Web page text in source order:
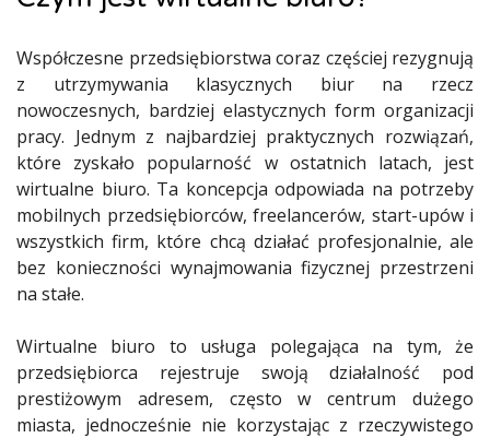
Współczesne przedsiębiorstwa coraz częściej rezygnują
z utrzymywania klasycznych biur na rzecz
nowoczesnych, bardziej elastycznych form organizacji
pracy. Jednym z najbardziej praktycznych rozwiązań,
które zyskało popularność w ostatnich latach, jest
wirtualne biuro. Ta koncepcja odpowiada na potrzeby
mobilnych przedsiębiorców, freelancerów, start-upów i
wszystkich firm, które chcą działać profesjonalnie, ale
bez konieczności wynajmowania fizycznej przestrzeni
na stałe.
Wirtualne biuro to usługa polegająca na tym, że
przedsiębiorca rejestruje swoją działalność pod
prestiżowym adresem, często w centrum dużego
miasta, jednocześnie nie korzystając z rzeczywistego